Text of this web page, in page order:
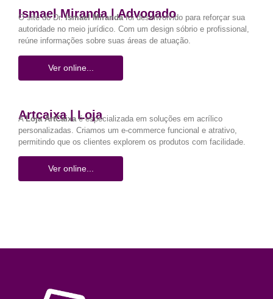
Ismael Miranda | Advogado
O site do Dr.Ismael Mirandafoi desenvolvido para reforçar sua
autoridade no meio jurídico. Com um design sóbrio e profissional,
reúne informações sobre suas áreas de atuação.
Ver online...
Artcaixa | Loja
ALoja ArtCaixa é especializada em soluções em acrílico
personalizadas. Criamos um e-commerce funcional e atrativo,
permitindo que os clientes explorem os produtos com facilidade.
Ver online...